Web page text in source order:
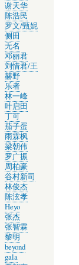
谢天华
陈浩民
罗文/甄妮
侧田
无名
邓丽君
刘惜君/王
赫野
乐者
林一峰
叶启田
丁可
茄子蛋
雨霖枫
梁朝伟
罗广振
周柏豪
谷村新司
林俊杰
陈泫孝
Heyo
张杰
张智霖
黎明
beyond
gala